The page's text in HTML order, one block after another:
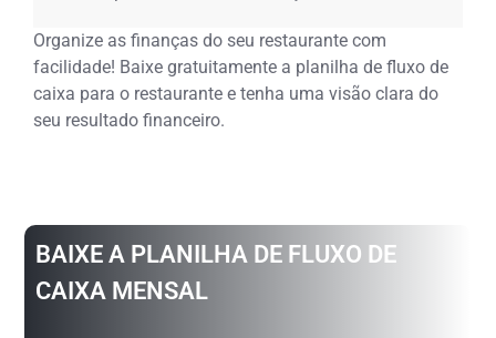
Organize as finanças do seu restaurante com
facilidade! Baixe gratuitamente a planilha de fluxo de
caixa para o restaurante e tenha uma visão clara do
seu resultado financeiro.
BAIXE A PLANILHA DE FLUXO DE
CAIXA MENSAL